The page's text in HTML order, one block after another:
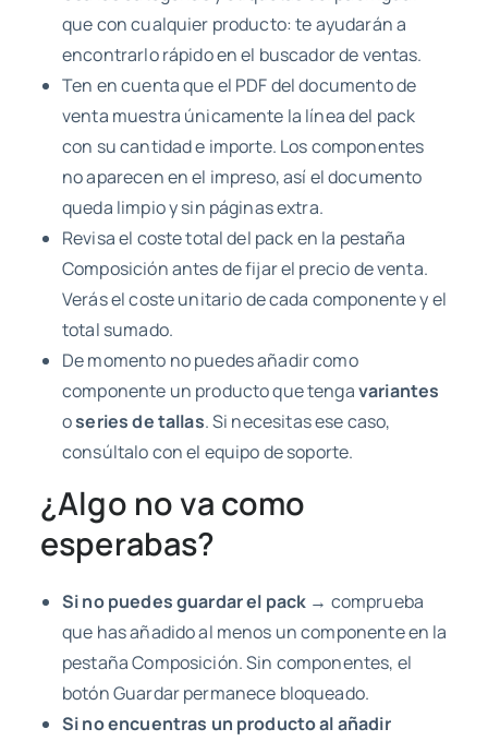
que con cualquier producto: te ayudarán a
encontrarlo rápido en el buscador de ventas.
Ten en cuenta que el PDF del documento de
venta muestra únicamente la línea del pack
con su cantidad e importe. Los componentes
no aparecen en el impreso, así el documento
queda limpio y sin páginas extra.
Revisa el coste total del pack en la pestaña
Composición antes de fijar el precio de venta.
Verás el coste unitario de cada componente y el
total sumado.
De momento no puedes añadir como
componente un producto que tengavariantes
oseries de tallas. Si necesitas ese caso,
consúltalo con el equipo de soporte.
¿Algo no va como
esperabas?
Si no puedes guardar el pack → comprueba
que has añadido al menos un componente en la
pestaña Composición. Sin componentes, el
botón Guardar permanece bloqueado.
Si no encuentras un producto al añadir